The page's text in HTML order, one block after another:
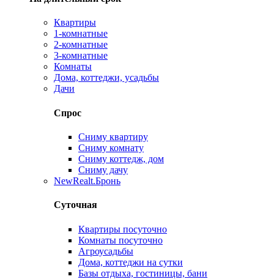
Квартиры
1-комнатные
2-комнатные
3-комнатные
Комнаты
Дома, коттеджи, усадьбы
Дачи
Спрос
Сниму квартиру
Сниму комнату
Сниму коттедж, дом
Сниму дачу
NewRealt.Бронь
Суточная
Квартиры посуточно
Комнаты посуточно
Агроусадьбы
Дома, коттеджи на сутки
Базы отдыха, гостиницы, бани